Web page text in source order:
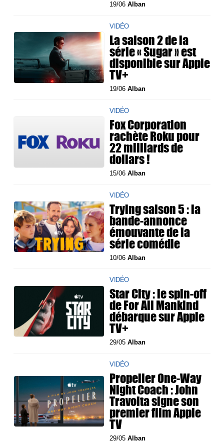
19/06Alban
VIDÉO
La saison 2 de la
série « Sugar » est
disponible sur Apple
TV+
19/06Alban
VIDÉO
Fox Corporation
rachète Roku pour
22 milliards de
dollars !
15/06Alban
VIDÉO
Trying saison 5 : la
bande-annonce
émouvante de la
série comédie
10/06Alban
VIDÉO
Star City : le spin-off
de For All Mankind
débarque sur Apple
TV+
29/05Alban
VIDÉO
Propeller One-Way
Night Coach : John
Travolta signe son
premier film Apple
TV
29/05Alban